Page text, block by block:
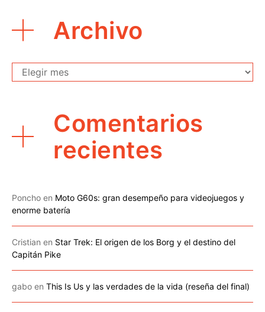
Archivo
Archivo
Comentarios
recientes
Poncho en Moto G60s: gran desempeño para videojuegos y
enorme batería
Cristian en Star Trek: El origen de los Borg y el destino del
Capitán Pike
gabo en This Is Us y las verdades de la vida (reseña del final)